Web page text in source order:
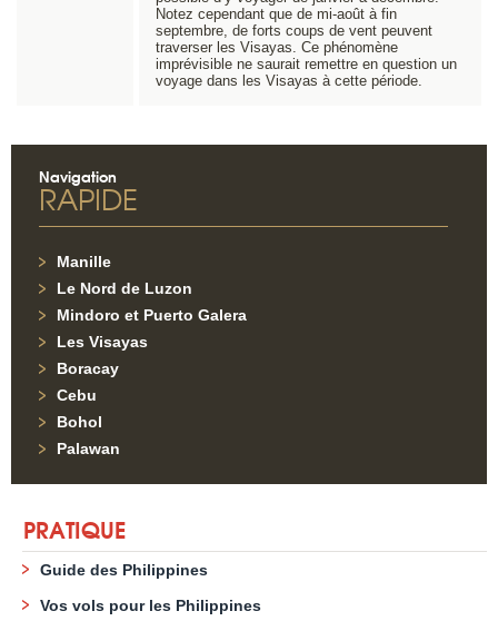
Notez cependant que de mi-août à fin
septembre, de forts coups de vent peuvent
traverser les Visayas. Ce phénomène
imprévisible ne saurait remettre en question un
voyage dans les Visayas à cette période.
Navigation
RAPIDE
Manille
Le Nord de Luzon
Mindoro et Puerto Galera
Les Visayas
Boracay
Cebu
Bohol
Palawan
PRATIQUE
Guide des Philippines
Vos vols pour les Philippines